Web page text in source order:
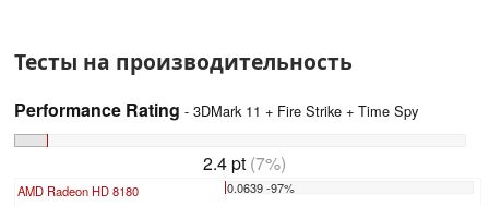
Тесты на производительность
Performance Rating - 3DMark 11 + Fire Strike + Time Spy
2.4 pt (7%)
AMD Radeon HD 8180 0.0639 -97%